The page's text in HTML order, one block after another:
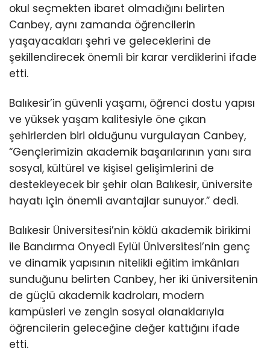
okul seçmekten ibaret olmadığını belirten
Canbey, aynı zamanda öğrencilerin
yaşayacakları şehri ve geleceklerini de
şekillendirecek önemli bir karar verdiklerini ifade
etti.
Balıkesir’in güvenli yaşamı, öğrenci dostu yapısı
ve yüksek yaşam kalitesiyle öne çıkan
şehirlerden biri olduğunu vurgulayan Canbey,
“Gençlerimizin akademik başarılarının yanı sıra
sosyal, kültürel ve kişisel gelişimlerini de
destekleyecek bir şehir olan Balıkesir, üniversite
hayatı için önemli avantajlar sunuyor.” dedi.
Balıkesir Üniversitesi’nin köklü akademik birikimi
ile Bandırma Onyedi Eylül Üniversitesi’nin genç
ve dinamik yapısının nitelikli eğitim imkânları
sunduğunu belirten Canbey, her iki üniversitenin
de güçlü akademik kadroları, modern
kampüsleri ve zengin sosyal olanaklarıyla
öğrencilerin geleceğine değer kattığını ifade
etti.